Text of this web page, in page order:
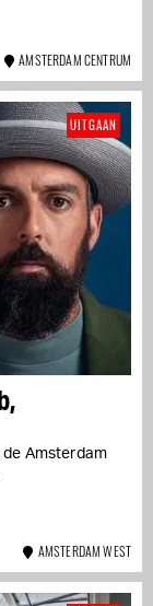
AMSTERDAM CENTRUM
de Amsterdam
UITGAAN
AMSTERDAM WEST